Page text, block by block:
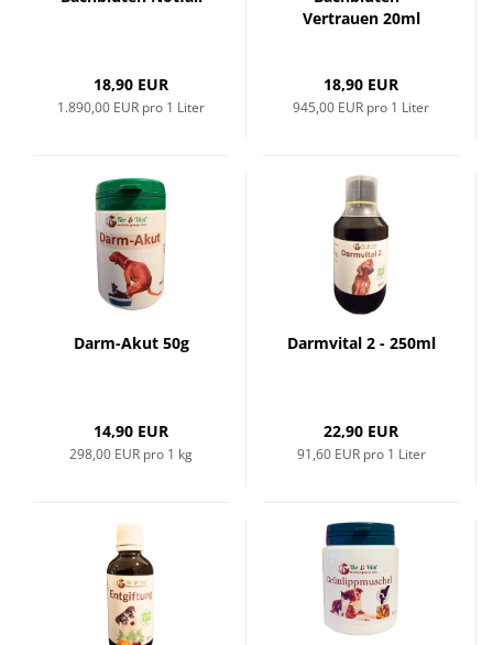
18,90 EUR
1.890,00 EUR pro 1 Liter
Vertrauen 20ml
18,90 EUR
945,00 EUR pro 1 Liter
Darm-Akut 50g
14,90 EUR
298,00 EUR pro 1 kg
Darmvital 2 - 250ml
22,90 EUR
91,60 EUR pro 1 Liter